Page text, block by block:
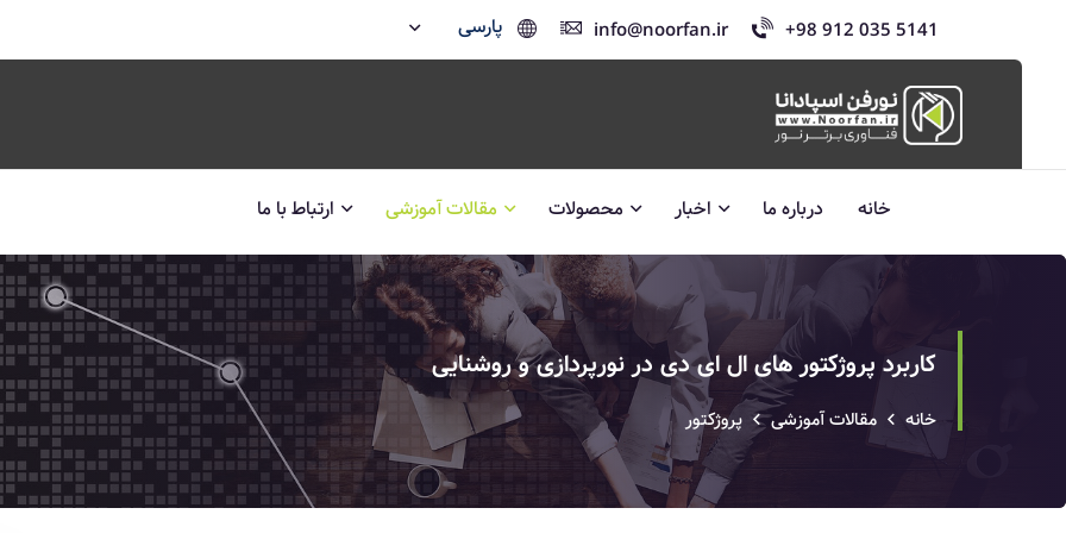
+98 912 035 5141
info@noorfan.ir پارسی
خانه درباره ما اخبار محصولات مقالات آموزشی ارتباط با ما
کاربرد پروژکتور های ال ای دی در نورپردازی و روشنایی
خانه مقالات آموزشی پروژکتور